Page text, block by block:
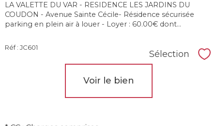
LA VALETTE DU VAR - RESIDENCE LES JARDINS DU
COUDON - Avenue Sainte Cécile- Résidence sécurisée
parking en plein air à louer - Loyer : 60.00€ dont...
Réf : JC601
Sélection
Voir le bien